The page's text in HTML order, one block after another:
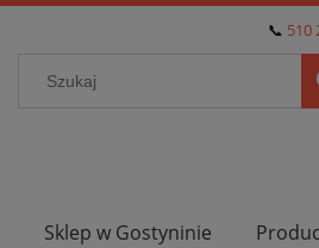
📞 510
Sklep w Gostyninie